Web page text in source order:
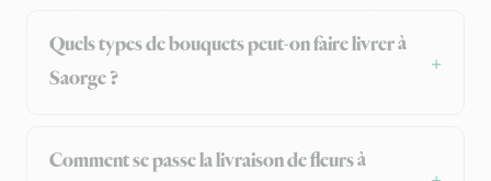
Quels types de bouquets peut-on faire livrer à
Saorge ?
Comment se passe la livraison de fleurs à